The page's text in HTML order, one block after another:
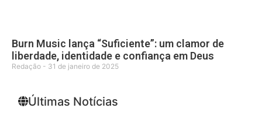
Burn Music lança “Suficiente”: um clamor de
liberdade, identidade e confiança em Deus
Redação 31 de janeiro de 2025
Últimas Notícias